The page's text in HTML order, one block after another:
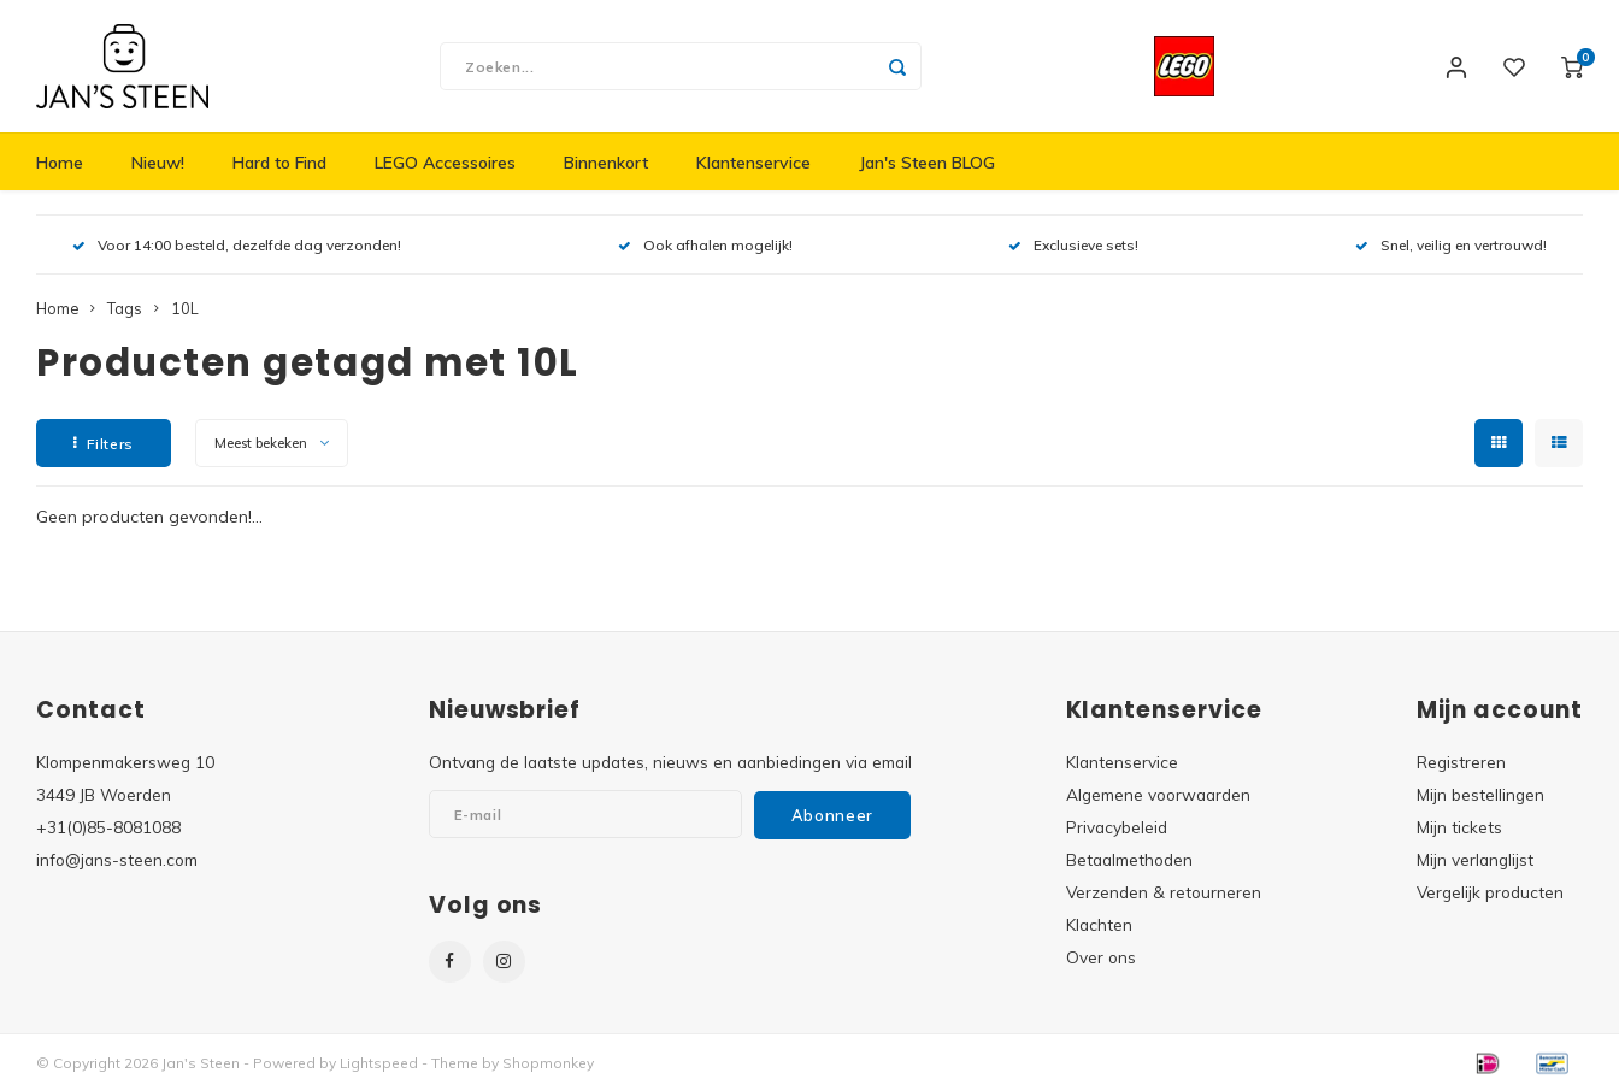
0
Home Nieuw! Hard to Find LEGO Accessoires Binnenkort Klantenservice Jan's Steen BLOG
Voor 14:00 besteld, dezelfde dag verzonden! Ook afhalen mogelijk! Exclusieve sets! Snel, veilig en vertrouwd!
Home Tags 10L
Producten getagd met 10L
Filters Meest bekeken
Geen producten gevonden!...
Contact
Klompenmakersweg 10
3449 JB Woerden
+31(0)85-8081088
info@jans-steen.com
Nieuwsbrief
Ontvang de laatste updates, nieuws en aanbiedingen via email
Abonneer
Volg ons
Klantenservice
Klantenservice
Algemene voorwaarden
Privacybeleid
Betaalmethoden
Verzenden & retourneren
Klachten
Over ons
Mijn account
Registreren
Mijn bestellingen
Mijn tickets
Mijn verlanglijst
Vergelijk producten
© Copyright 2026 Jan's Steen - Powered by Lightspeed - Theme by Shopmonkey